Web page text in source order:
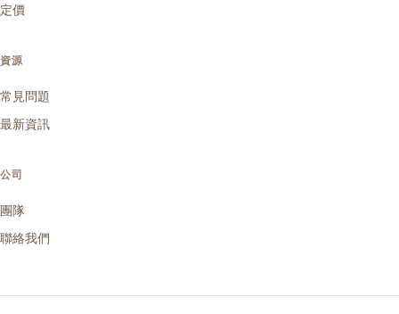
定價
資源
常見問題
最新資訊
公司
團隊
聯絡我們